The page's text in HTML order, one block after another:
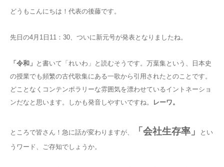
どうもこんにちは！代表の後藤です。
先日の4月1日11：30、ついに新元号が発表となりましたね。
「令和」 と書いて「れいわ」と読むそうです。万葉集という、日本史
の授業でも頻繁の古代歌集にある一歌から引用されたとのことです。
どことなくコンテンポラリーな雰囲気を漂わせているイントネーショ
ンだなと思います。しかも発音しやすいですね。
レーワ。
ところで皆さん！急に話が変わりますが、 「会社生存率」
とい
うワード、ご存知でしょうか。
仕事探しのご相談・お問合せ